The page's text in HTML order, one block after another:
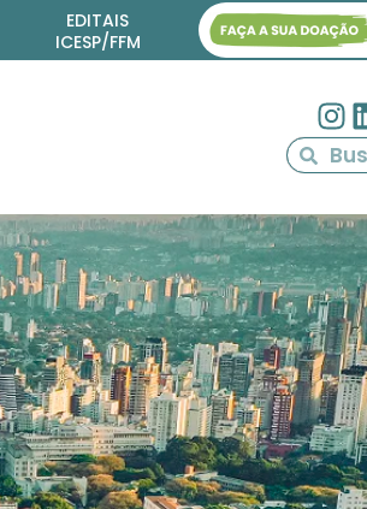
EDITAIS
ICESP/FFM